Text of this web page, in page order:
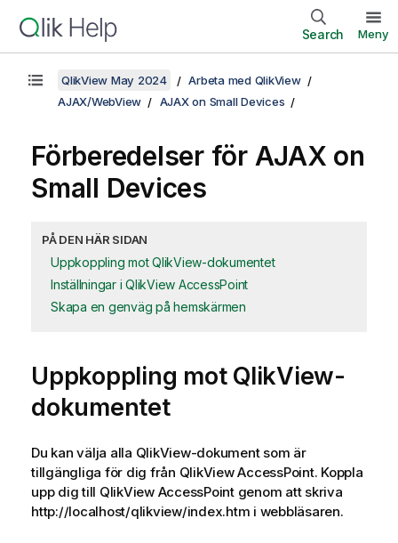
Search Meny
QlikView May 2024
Arbeta med QlikView
AJAX/WebView
AJAX on Small Devices
Förberedelser för AJAX on
Small Devices
PÅ DEN HÄR SIDAN
Uppkoppling mot QlikView-dokumentet
Inställningar i QlikView AccessPoint
Skapa en genväg på hemskärmen
Uppkoppling mot QlikView-
dokumentet
Du kan välja alla QlikView-dokument som är
tillgängliga för dig från QlikView AccessPoint. Koppla
upp dig till QlikView AccessPoint genom att skriva
http://localhost/qlikview/index.htm i webbläsaren.